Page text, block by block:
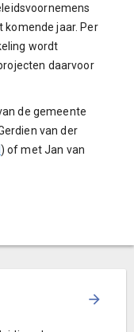
komende jaar. Per
wordt
daarvoor
de gemeente
van der
) of met Jan van